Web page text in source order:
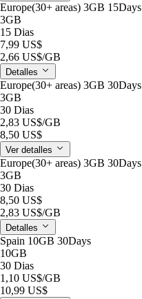
Europe(30+ areas) 3GB 15Days
3GB
15 Dias
7,99 US$
2,66 US$/GB
Detalles
Europe(30+ areas) 3GB 30Days
3GB
30 Dias
2,83 US$/GB
8,50 US$
Ver detalles
Europe(30+ areas) 3GB 30Days
3GB
30 Dias
8,50 US$
2,83 US$/GB
Detalles
Spain 10GB 30Days
10GB
30 Dias
1,10 US$/GB
10,99 US$